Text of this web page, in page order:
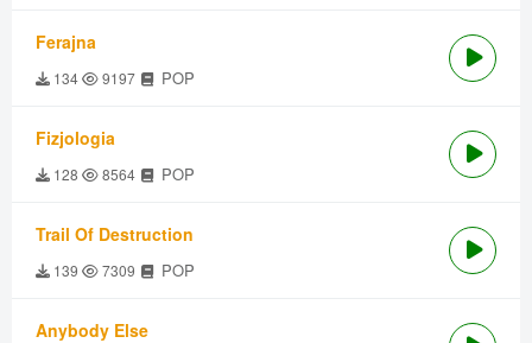
Ferajna
134 9197 POP
Fizjologia
128 8564 POP
Trail Of Destruction
139 7309 POP
Anybody Else